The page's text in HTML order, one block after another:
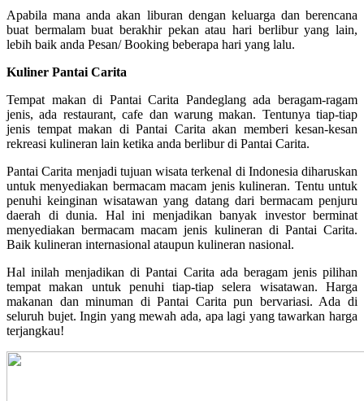
Apabila mana anda akan liburan dengan keluarga dan berencana
buat bermalam buat berakhir pekan atau hari berlibur yang lain,
lebih baik anda Pesan/ Booking beberapa hari yang lalu.
Kuliner Pantai Carita
Tempat makan di Pantai Carita Pandeglang ada beragam-ragam
jenis, ada restaurant, cafe dan warung makan. Tentunya tiap-tiap
jenis tempat makan di Pantai Carita akan memberi kesan-kesan
rekreasi kulineran lain ketika anda berlibur di Pantai Carita.
Pantai Carita menjadi tujuan wisata terkenal di Indonesia diharuskan
untuk menyediakan bermacam macam jenis kulineran. Tentu untuk
penuhi keinginan wisatawan yang datang dari bermacam penjuru
daerah di dunia. Hal ini menjadikan banyak investor berminat
menyediakan bermacam macam jenis kulineran di Pantai Carita.
Baik kulineran internasional ataupun kulineran nasional.
Hal inilah menjadikan di Pantai Carita ada beragam jenis pilihan
tempat makan untuk penuhi tiap-tiap selera wisatawan. Harga
makanan dan minuman di Pantai Carita pun bervariasi. Ada di
seluruh bujet. Ingin yang mewah ada, apa lagi yang tawarkan harga
terjangkau!